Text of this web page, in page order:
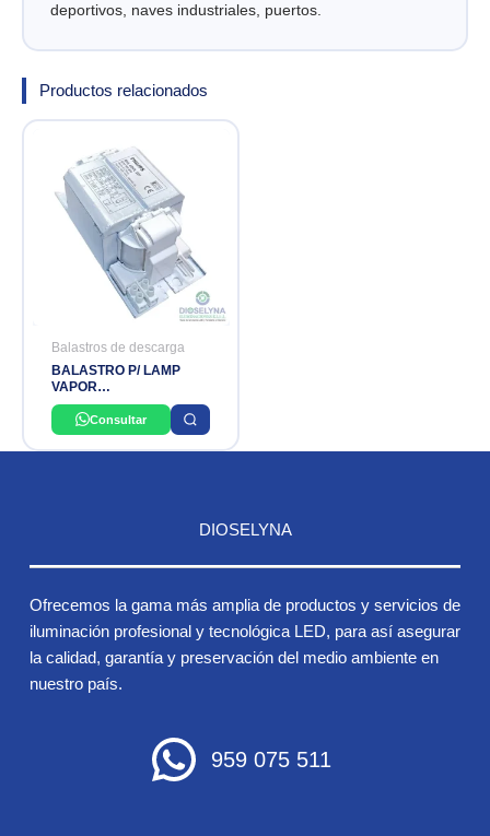
deportivos, naves industriales, puertos.
Productos relacionados
Balastros de descarga
BALASTRO P/ LAMP
VAPOR
MERCURIO/HALOGENURO
400W 220V PHILIPS
Consultar
DIOSELYNA
Ofrecemos la gama más amplia de productos y servicios de
iluminación profesional y tecnológica LED, para así asegurar
la calidad, garantía y preservación del medio ambiente en
nuestro país.
959 075 511